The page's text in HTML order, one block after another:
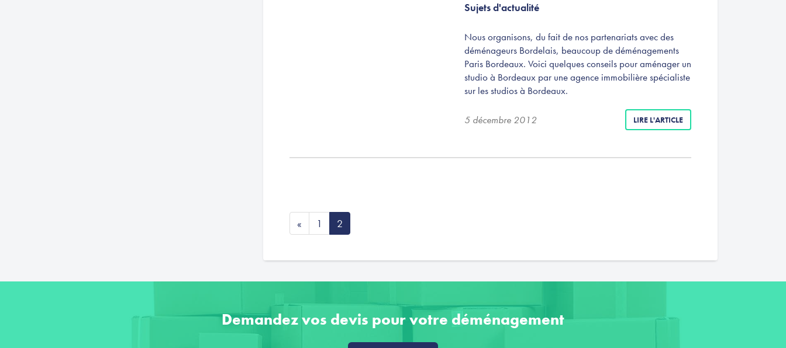
Sujets d'actualité
Nous organisons, du fait de nos partenariats avec des
déménageurs Bordelais, beaucoup de déménagements
Paris Bordeaux. Voici quelques conseils pour aménager un
studio à Bordeaux par une agence immobilière spécialiste
sur les studios à Bordeaux.
5 décembre 2012 LIRE L'ARTICLE
« 1 2
Demandez vos devis pour votre déménagement